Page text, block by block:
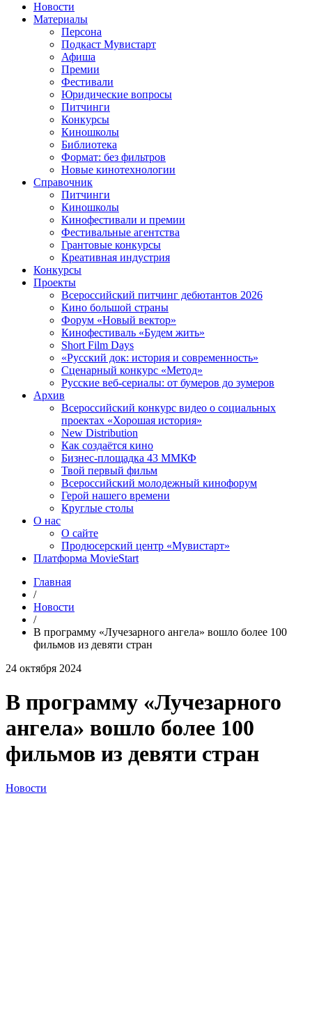
Новости
Материалы
Персона
Подкаст Мувистарт
Афиша
Премии
Фестивали
Юридические вопросы
Питчинги
Конкурсы
Киношколы
Библиотека
Формат: без фильтров
Новые кинотехнологии
Справочник
Питчинги
Киношколы
Кинофестивали и премии
Фестивальные агентства
Грантовые конкурсы
Креативная индустрия
Конкурсы
Проекты
Всероссийский питчинг дебютантов 2026
Кино большой страны
Форум «Новый вектор»
Кинофестиваль «Будем жить»
Short Film Days
«Русский док: история и современность»
Сценарный конкурс «Метод»
Русские веб-сериалы: от бумеров до зумеров
Архив
Всероссийский конкурс видео о социальных
проектах «Хорошая история»
New Distribution
Как создаётся кино
Бизнес-площадка 43 ММКФ
Твой первый фильм
Всероссийский молодежный кинофорум
Герой нашего времени
Круглые столы
О нас
О сайте
Продюсерский центр «Мувистарт»
Платформа MovieStart
Главная
/
Новости
/
В программу «Лучезарного ангела» вошло более 100
фильмов из девяти стран
24 октября 2024
В программу «Лучезарного
ангела» вошло более 100
фильмов из девяти стран
Новости